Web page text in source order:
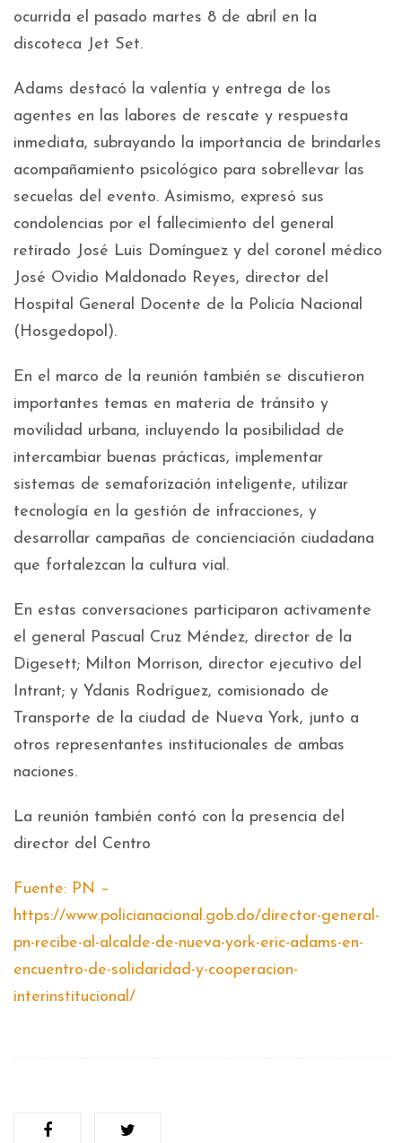
ocurrida el pasado martes 8 de abril en la
discoteca Jet Set.
Adams destacó la valentía y entrega de los
agentes en las labores de rescate y respuesta
inmediata, subrayando la importancia de brindarles
acompañamiento psicológico para sobrellevar las
secuelas del evento. Asimismo, expresó sus
condolencias por el fallecimiento del general
retirado José Luis Domínguez y del coronel médico
José Ovidio Maldonado Reyes, director del
Hospital General Docente de la Policía Nacional
(Hosgedopol).
En el marco de la reunión también se discutieron
importantes temas en materia de tránsito y
movilidad urbana, incluyendo la posibilidad de
intercambiar buenas prácticas, implementar
sistemas de semaforización inteligente, utilizar
tecnología en la gestión de infracciones, y
desarrollar campañas de concienciación ciudadana
que fortalezcan la cultura vial.
En estas conversaciones participaron activamente
el general Pascual Cruz Méndez, director de la
Digesett; Milton Morrison, director ejecutivo del
Intrant; y Ydanis Rodríguez, comisionado de
Transporte de la ciudad de Nueva York, junto a
otros representantes institucionales de ambas
naciones.
La reunión también contó con la presencia del
director del Centro
Fuente: PN –
https://www.policianacional.gob.do/director-general-
pn-recibe-al-alcalde-de-nueva-york-eric-adams-en-
encuentro-de-solidaridad-y-cooperacion-
interinstitucional/